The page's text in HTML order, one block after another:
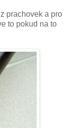
prachovek a pro
to pokud na to